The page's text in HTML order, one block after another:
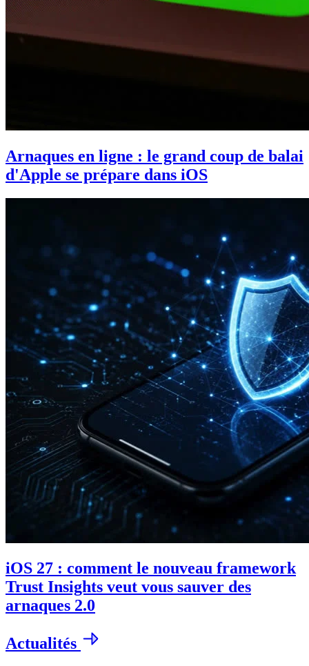
Arnaques en ligne : le grand coup de balai
d'Apple se prépare dans iOS
iOS 27 : comment le nouveau framework
Trust Insights veut vous sauver des
arnaques 2.0
Actualités